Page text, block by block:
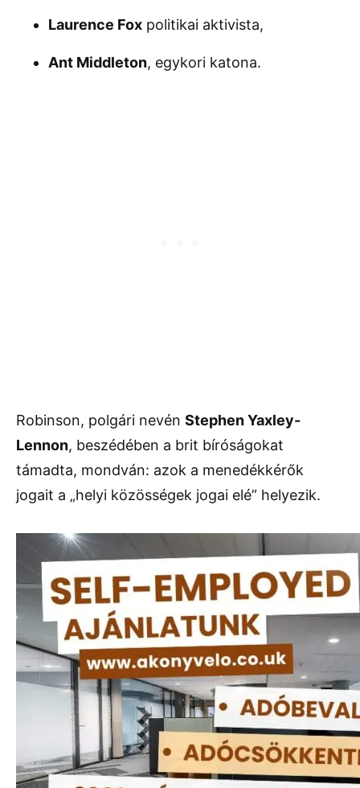
Laurence Fox politikai aktivista,
Ant Middleton, egykori katona.
Robinson, polgári nevén Stephen Yaxley-
Lennon, beszédében a brit bíróságokat
támadta, mondván: azok a menedékkérők
jogait a „helyi közösségek jogai elé” helyezik.